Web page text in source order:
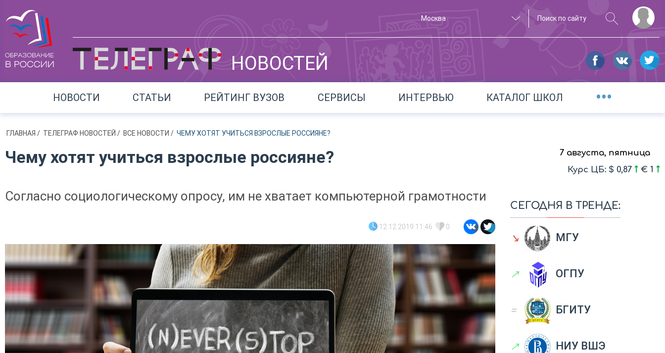
Москва
НОВОСТЕЙ
НОВОСТИ СТАТЬИ РЕЙТИНГ ВУЗОВ СЕРВИСЫ ИНТЕРВЬЮ КАТАЛОГ ШКОЛ •••
ГЛАВНАЯ / ТЕЛЕГРАФ НОВОСТЕЙ / ВСЕ НОВОСТИ / ЧЕМУ ХОТЯТ УЧИТЬСЯ ВЗРОСЛЫЕ РОССИЯНЕ?
Чему хотят учиться взрослые россияне?
Согласно социологическому опросу, им не хватает компьютерной грамотности
12.12.2019 11:46 0
7 августа, пятница
Курс ЦБ: $ 0,87
€ 1
СЕГОДНЯ В ТРЕНДЕ:
↘ МГУ
↗ ОГПУ
= БГИТУ
↗ НИУ ВШЭ